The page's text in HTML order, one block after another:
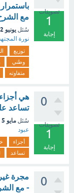
تصويتات
1
إجابة
مع
سُئل يونيو 2
نورة
توزيع
وطني
متفاوته
0
تصويتات
1
إجابة
هي
تساعد
سُئل مايو 5
عبود
أجزاء
تساعد
0
مجرة
- مع